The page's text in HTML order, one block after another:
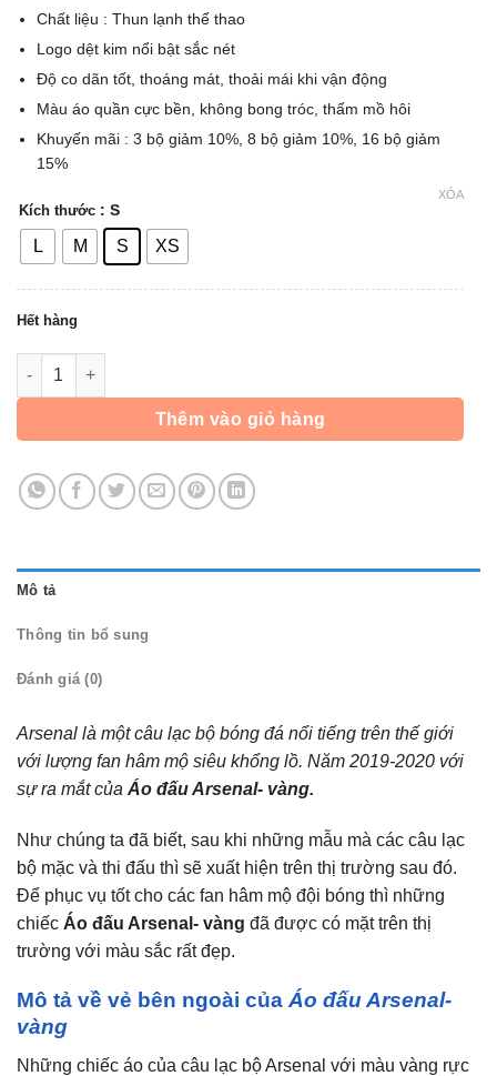
Chất liệu : Thun lạnh thể thao
Logo dệt kim nổi bật sắc nét
Độ co dãn tốt, thoáng mát, thoải mái khi vận động
Màu áo quần cực bền, không bong tróc, thấm mồ hôi
Khuyến mãi : 3 bộ giảm 10%, 8 bộ giảm 10%, 16 bộ giảm
15%
Kích thước : S
L M S XS
XÓA
Hết hàng
Áo Đấu Arsenal - Vàng số lượng
Thêm vào giỏ hàng
Mô tả
Thông tin bổ sung
Đánh giá (0)
Arsenal là một câu lạc bộ bóng đá nổi tiếng trên thế giới
với lượng fan hâm mộ siêu khổng lồ. Năm 2019-2020 với
sự ra mắt của Áo đấu Arsenal- vàng.
Như chúng ta đã biết, sau khi những mẫu mà các câu lạc
bộ mặc và thi đấu thì sẽ xuất hiện trên thị trường sau đó.
Để phục vụ tốt cho các fan hâm mộ đội bóng thì những
chiếc Áo đấu Arsenal- vàng đã được có mặt trên thị
trường với màu sắc rất đẹp.
Mô tả về vẻ bên ngoài củaÁo đấu Arsenal-
vàng
Những chiếc áo của câu lạc bộ Arsenal với màu vàng rực